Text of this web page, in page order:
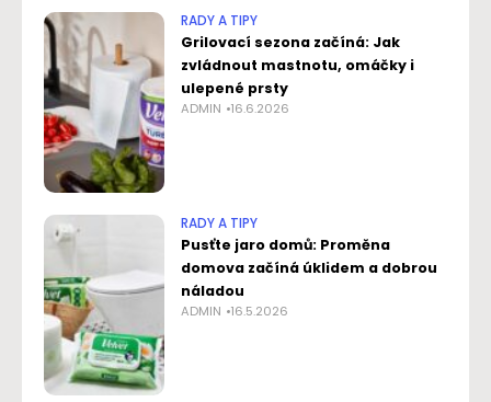
RADY A TIPY
Grilovací sezona začíná: Jak
zvládnout mastnotu, omáčky i
ulepené prsty
ADMIN 16.6.2026
RADY A TIPY
Pusťte jaro domů: Proměna
domova začíná úklidem a dobrou
náladou
ADMIN 16.5.2026